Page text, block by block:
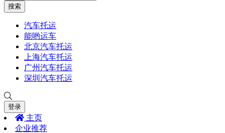
搜索
汽车托运
能哟运车
北京汽车托运
上海汽车托运
广州汽车托运
深圳汽车托运
登录
主页
企业推荐